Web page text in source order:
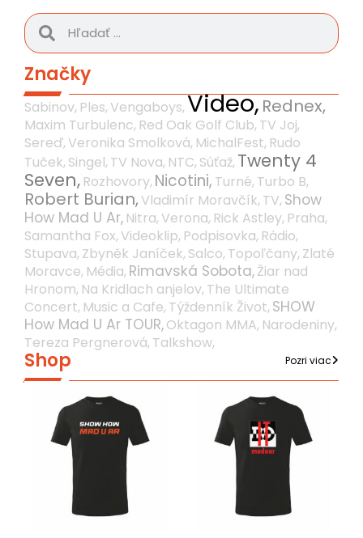
Značky
Sabinov, Ples, Vengaboys,Video,Rednex,
Maxim Turbulenc, Red Oak Golf Club, TV Joj,
Sereď, Veronika Smolková, MichalFest, Rudo
Tuček, Singel, TV Nova, NTC, Súťaž, Twenty 4
Seven, Rozhovory, Nicotini, Turné, Turbo B,
Robert Burian, Vladimír Moravčík, TV, Show
How Mad U Ar, Nitra, Verona, Rick Astley, Praha,
Samantha Fox, Videoklip, Podpisovka, Rádio,
Stupava, Zbyněk Janíček, Salco, Topoľčany, Zlaté
Moravce, Média, Rimavská Sobota,Žiar nad
Hronom, Na Kridlach anjelov, The Ultimate
Concert, Music a Cafe, Týždenník Život, SHOW
How Mad U Ar TOUR,Oktagon MMA, Narodeniny,
Tereza Pergnerová, Talkshow,
Shop Pozri viac